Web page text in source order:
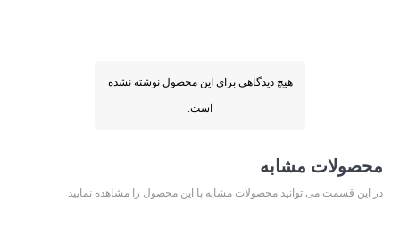
هیچ دیدگاهی برای این محصول نوشته نشده
است.
محصولات مشابه
در این قسمت می توانید محصولات مشابه با این محصول را مشاهده نمایید